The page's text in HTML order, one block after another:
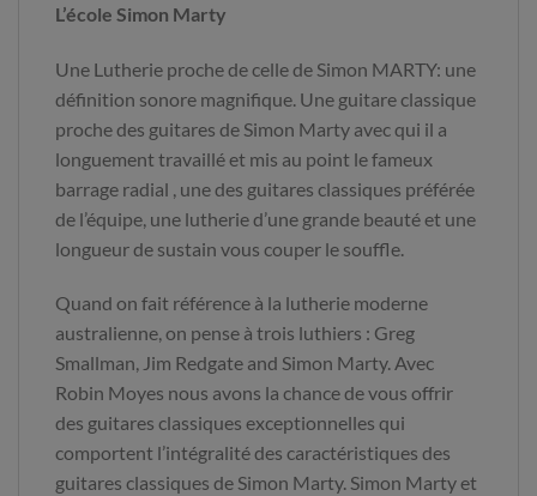
L’école Simon Marty
Une Lutherie proche de celle de Simon MARTY: une
définition sonore magnifique. Une guitare classique
proche des guitares de Simon Marty avec qui il a
longuement travaillé et mis au point le fameux
barrage radial , une des guitares classiques préférée
de l’équipe, une lutherie d’une grande beauté et une
longueur de sustain vous couper le souffle.
Quand on fait référence à la lutherie moderne
australienne, on pense à trois luthiers : Greg
Smallman, Jim Redgate and Simon Marty. Avec
Robin Moyes nous avons la chance de vous offrir
des guitares classiques exceptionnelles qui
comportent l’intégralité des caractéristiques des
guitares classiques de Simon Marty. Simon Marty et